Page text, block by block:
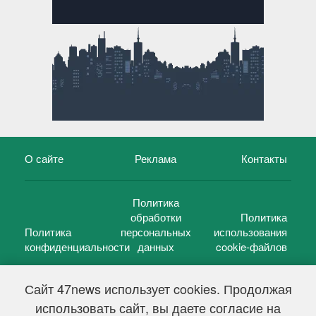
Сайт 47news использует cookies. Продолжая
использовать сайт, вы даете согласие на
О сайте Реклама Контакты
Политика
конфиденциальности
Политика
обработки
персональных
данных
Политика
использования
cookie-файлов